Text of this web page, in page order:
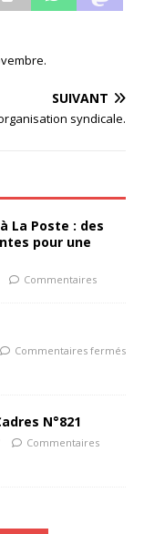
SUIVANT
syndicale.
La Poste : des
pour une
Commentaires
Commentaires fermés
N°821
Commentaires